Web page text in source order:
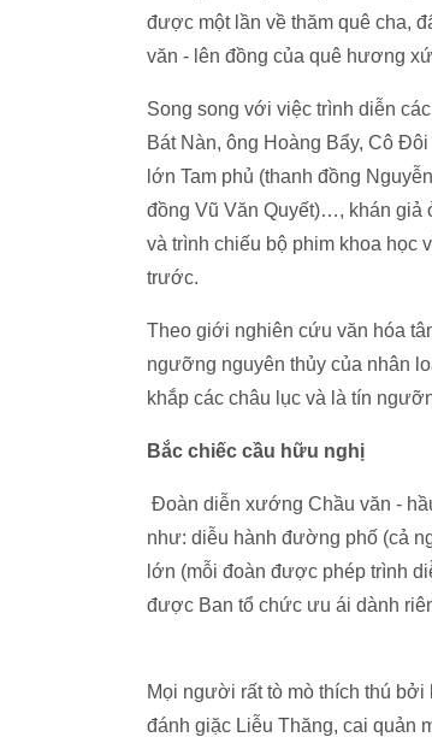
được một lần về thăm quê cha,
văn - lên đồng của quê hương
Song song với việc trình diễn
Bát Nàn, ông Hoàng Bẩy, Cô
lớn Tam phủ (thanh đồng
đồng Vũ Văn Quyết)…, khán giả
và trình chiếu bộ phim khoa học
trước.
Theo giới nghiên cứu văn hóa
ngưỡng nguyên thủy của nhân
khắp các châu lục và là tín
Bắc chiếc cầu hữu nghị
Đoàn diễn xướng Chầu văn -
như: diễu hành đường phố (cả
lớn (mỗi đoàn được phép trình
được Ban tổ chức ưu ái dành
Mọi người rất tò mò thích thú
đánh giặc Liễu Thăng, cai quản